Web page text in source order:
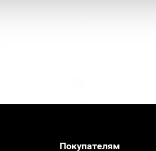
Покупателям